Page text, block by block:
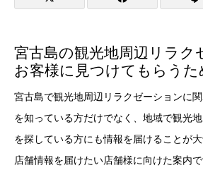
宮古島の観光地周辺リラク
お客様に見つけてもらうた
宮古島で観光地周辺リラクゼーションに
を知っている方だけでなく、地域で観光
を探している方にも情報を届けることが
店舗情報を届けたい店舗様に向けた案内で